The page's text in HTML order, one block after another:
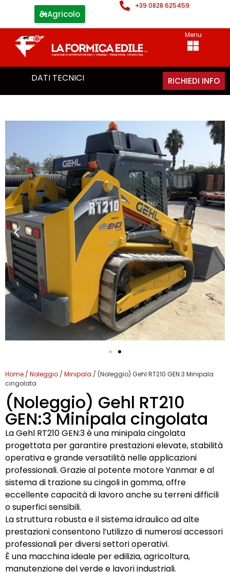
Agricolo
+39 0828 625459
Menu
DATI TECNICI RICHIEDI INFO
Home / Noleggio / Minipala / (Noleggio) Gehl RT210 GEN:3 Minipala
cingolata
(Noleggio) Gehl RT210
GEN:3 Minipala cingolata
La Gehl RT210 GEN:3 è una minipala cingolata
progettata per garantire prestazioni elevate, stabilità
operativa e grande versatilità nelle applicazioni
professionali. Grazie al potente motore Yanmar e al
sistema di trazione su cingoli in gomma, offre
eccellente capacità di lavoro anche su terreni difficili
o superfici sensibili.
La struttura robusta e il sistema idraulico ad alte
prestazioni consentono l’utilizzo di numerosi accessori
professionali per diversi settori operativi.
È una macchina ideale per edilizia, agricoltura,
manutenzione del verde e lavori industriali.